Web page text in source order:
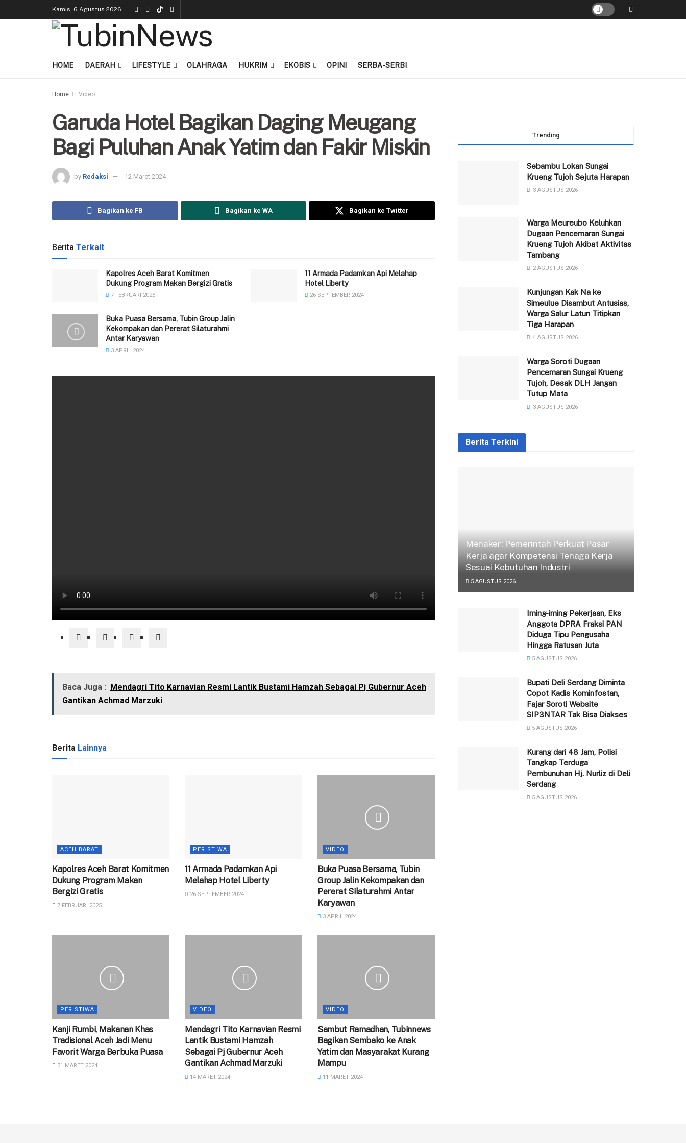
Kamis, 6 Agustus 2026
HOME DAERAH LIFESTYLE OLAHRAGA HUKRIM EKOBIS OPINI SERBA-SERBI
Home Video
Garuda Hotel Bagikan Daging Meugang
Bagi Puluhan Anak Yatim dan Fakir Miskin
by Redaksi 12 Maret 2024
Bagikan ke FB Bagikan ke WA Bagikan ke Twitter
Berita Terkait
Kapolres Aceh Barat Komitmen
Dukung Program Makan Bergizi Gratis
7 FEBRUARI 2025
11 Armada Padamkan Api Melahap
Hotel Liberty
26 SEPTEMBER 2024
Buka Puasa Bersama, Tubin Group Jalin
Kekompakan dan Pererat Silaturahmi
Antar Karyawan
3 APRIL 2024
Baca Juga : Mendagri Tito Karnavian Resmi Lantik Bustami Hamzah Sebagai Pj Gubernur Aceh
Gantikan Achmad Marzuki
Berita Lainnya
ACEH BARAT
Kapolres Aceh Barat Komitmen
Dukung Program Makan
Bergizi Gratis
7 FEBRUARI 2025
PERISTIWA
11 Armada Padamkan Api
Melahap Hotel Liberty
26 SEPTEMBER 2024
VIDEO
Buka Puasa Bersama, Tubin
Group Jalin Kekompakan dan
Pererat Silaturahmi Antar
Karyawan
3 APRIL 2024
PERISTIWA
Kanji Rumbi, Makanan Khas
Tradisional Aceh Jadi Menu
Favorit Warga Berbuka Puasa
31 MARET 2024
VIDEO
Mendagri Tito Karnavian Resmi
Lantik Bustami Hamzah
Sebagai Pj Gubernur Aceh
Gantikan Achmad Marzuki
14 MARET 2024
VIDEO
Sambut Ramadhan, Tubinnews
Bagikan Sembako ke Anak
Yatim dan Masyarakat Kurang
Mampu
11 MARET 2024
Trending
Sebambu Lokan Sungai
Krueng Tujoh Sejuta Harapan
3 AGUSTUS 2026
Warga Meureubo Keluhkan
Dugaan Pencemaran Sungai
Krueng Tujoh Akibat Aktivitas
Tambang
2 AGUSTUS 2026
Kunjungan Kak Na ke
Simeulue Disambut Antusias,
Warga Salur Latun Titipkan
Tiga Harapan
4 AGUSTUS 2026
Warga Soroti Dugaan
Pencemaran Sungai Krueng
Tujoh, Desak DLH Jangan
Tutup Mata
3 AGUSTUS 2026
Berita Terkini
Menaker: Pemerintah Perkuat Pasar
Kerja agar Kompetensi Tenaga Kerja
Sesuai Kebutuhan Industri
5 AGUSTUS 2026
Iming-iming Pekerjaan, Eks
Anggota DPRA Fraksi PAN
Diduga Tipu Pengusaha
Hingga Ratusan Juta
5 AGUSTUS 2026
Bupati Deli Serdang Diminta
Copot Kadis Kominfostan,
Fajar Soroti Website
SIP3NTAR Tak Bisa Diakses
5 AGUSTUS 2026
‎Kurang dari 48 Jam, Polisi
Tangkap Terduga
Pembunuhan Hj. Nurliz di Deli
Serdang
5 AGUSTUS 2026